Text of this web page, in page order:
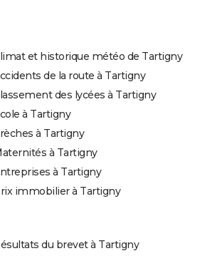
et historique météo de Tartigny
de la route à Tartigny
des lycées à Tartigny
à Tartigny
à Tartigny
à Tartigny
à Tartigny
immobilier à Tartigny
du brevet à Tartigny